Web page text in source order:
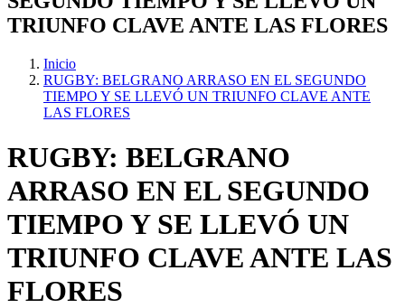
TRIUNFO CLAVE ANTE LAS FLORES
Inicio
RUGBY: BELGRANO ARRASO EN EL SEGUNDO
TIEMPO Y SE LLEVÓ UN TRIUNFO CLAVE ANTE
LAS FLORES
RUGBY: BELGRANO
ARRASO EN EL SEGUNDO
TIEMPO Y SE LLEVÓ UN
TRIUNFO CLAVE ANTE LAS
FLORES